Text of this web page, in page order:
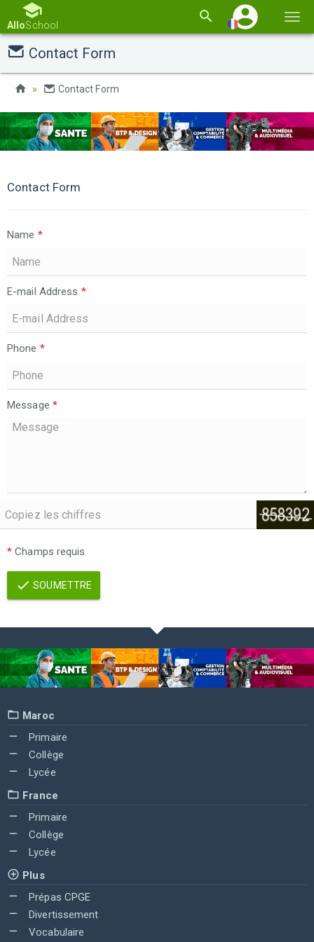
la
AlloSchool
Contact Form
Contact Form
Contact Form
Name *
E-mail Address *
Phone *
Message *
* Champs requis
SOUMETTRE
Maroc
Primaire
Collège
Lycée
France
Primaire
Collège
Lycée
Plus
Prépas CPGE
Divertissement
Vocabulaire